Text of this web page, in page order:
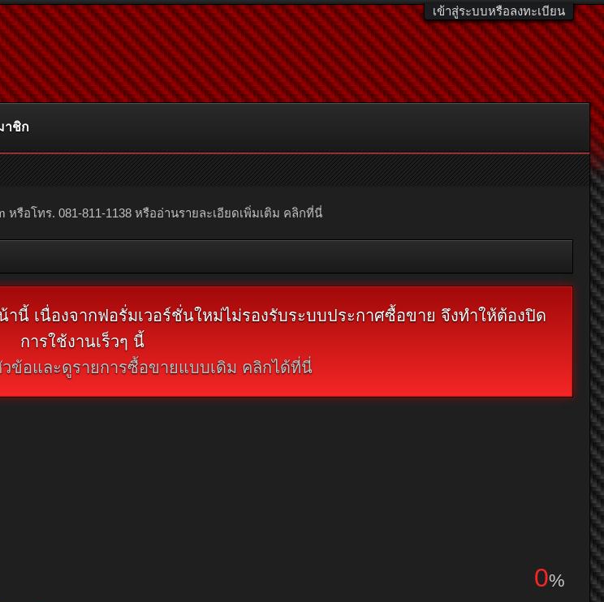
เข้าสู่ระบบหรือลงทะเบียน
หรือโทร. 081-811-1138 หรืออ่านรายละเอียดเพิ่มเติม คลิกที่นี่
นี้ เนื่องจากฟอรั่มเวอร์ชั่นใหม่ไม่รองรับระบบประกาศซื้อขาย จึงทำให้ต้องปิด
การใช้งานเร็วๆ นี้
ข้อและดูรายการซื้อขายแบบเดิม คลิกได้ที่นี่
0%
าชิก